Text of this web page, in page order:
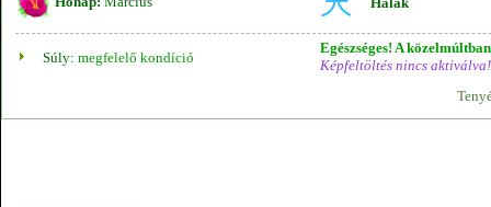
Súly: megfelelő kondíció
Egészséges! A
Képfeltöltés nincs aktiválva!